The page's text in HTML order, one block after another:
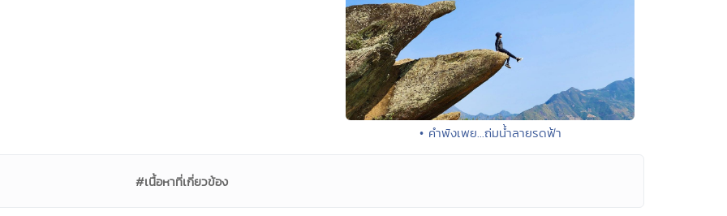
• คำพังเพย...ถ่มน้ำลายรดฟ้า
#เนื้อหาที่เกี่ยวข้อง